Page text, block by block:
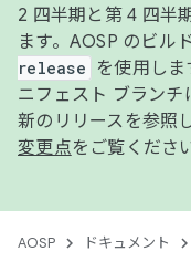
2 四半期と第 4 四半
ます。AOSP のビル
release
を使用しま
ニフェスト ブランチ
新のリリースを参照
変更点をご覧くださ
AOSP ドキュメント